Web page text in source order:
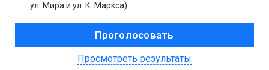
ул. Мира и ул. К. Маркса)
Просмотреть результаты